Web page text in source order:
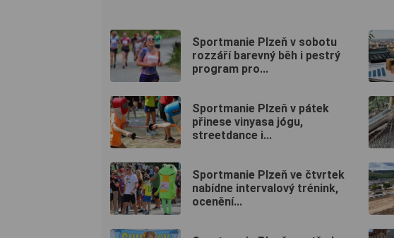
Sportmanie Plzeň v sobotu
rozzáří barevný běh i pestrý
program pro...
Sportmanie Plzeň v pátek
přinese vinyasa jógu,
streetdance i...
Sportmanie Plzeň ve čtvrtek
nabídne intervalový trénink,
ocenění...